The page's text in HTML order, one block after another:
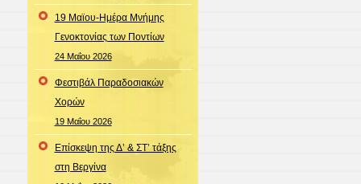
19 Μαϊου-Ημέρα Μνήμης
Γενοκτονίας των Ποντίων
24 Μαΐου 2026
Φεστιβάλ Παραδοσιακών
Χορών
19 Μαΐου 2026
Επίσκεψη της Δ’ & ΣΤ’ τάξης
στη Βεργίνα